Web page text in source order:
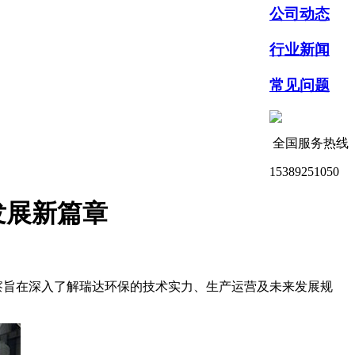
公司动态
行业新闻
常见问题
全国服务热线
15389251050
新篇章
在深入了解瑞达环保的技术实力、生产运营及未来发展规